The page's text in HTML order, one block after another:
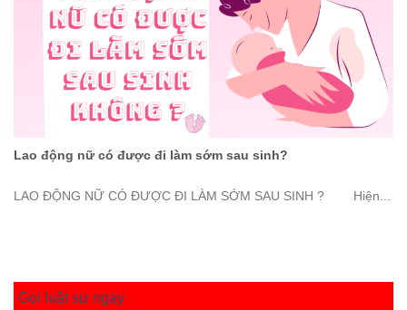
Lao động nữ có được đi làm sớm sau sinh?
LAO ĐỘNG NỮ CÓ ĐƯỢC ĐI LÀM SỚM SAU SINH ? Hiện...
Gọi luật sư ngay